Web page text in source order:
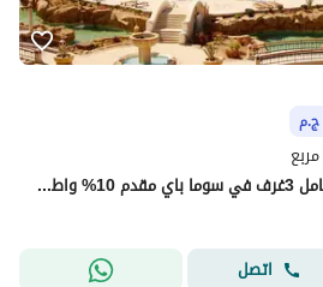
توين هاوس مميز بتشطيب كامل 3غرف في سوما باي مقدم 10% واطول فترة سداد
اتصل